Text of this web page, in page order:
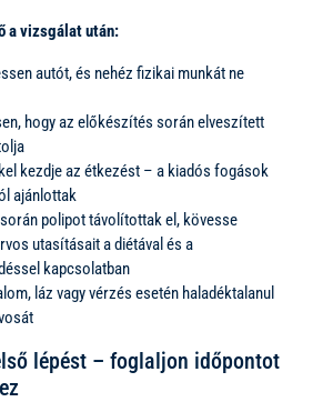
a vizsgálat után:
autót, és nehéz fizikai munkát ne
hogy az előkészítés során elveszített
kezdje az étkezést – a kiadós fogások
ajánlottak
polipot távolítottak el, kövesse
utasításait a diétával és a
kapcsolatban
láz vagy vérzés esetén haladéktalanul
lépést – foglaljon időpontot